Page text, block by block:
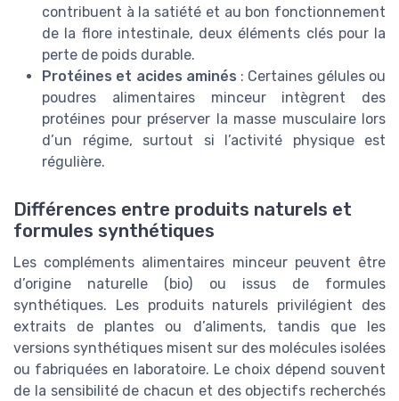
contribuent à la satiété et au bon fonctionnement
de la flore intestinale, deux éléments clés pour la
perte de poids durable.
Protéines et acides aminés : Certaines gélules ou
poudres alimentaires minceur intègrent des
protéines pour préserver la masse musculaire lors
d’un régime, surtout si l’activité physique est
régulière.
Différences entre produits naturels et
formules synthétiques
Les compléments alimentaires minceur peuvent être
d’origine naturelle (bio) ou issus de formules
synthétiques. Les produits naturels privilégient des
extraits de plantes ou d’aliments, tandis que les
versions synthétiques misent sur des molécules isolées
ou fabriquées en laboratoire. Le choix dépend souvent
de la sensibilité de chacun et des objectifs recherchés